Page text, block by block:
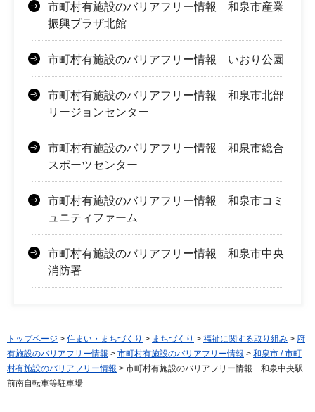
市町村有施設のバリアフリー情報 和泉市産業
振興プラザ北館
市町村有施設のバリアフリー情報 いおり公園
市町村有施設のバリアフリー情報 和泉市北部
リージョンセンター
市町村有施設のバリアフリー情報 和泉市総合
スポーツセンター
市町村有施設のバリアフリー情報 和泉市コミ
ュニティファーム
市町村有施設のバリアフリー情報 和泉市中央
消防署
トップページ > 住まい・まちづくり > まちづくり > 福祉に関する取り組み > 府
有施設のバリアフリー情報 > 市町村有施設のバリアフリー情報 > 和泉市 / 市町
村有施設のバリアフリー情報 > 市町村有施設のバリアフリー情報 和泉中央駅
前南自転車等駐車場